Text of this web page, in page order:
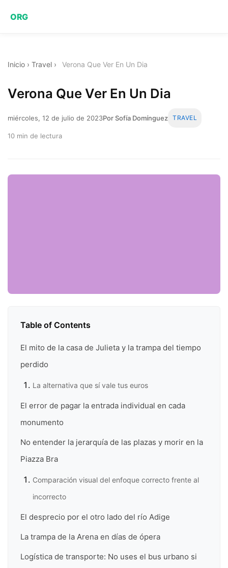
ORG
Inicio › Travel › Verona Que Ver En Un Dia
Verona Que Ver En Un Dia
miércoles, 12 de julio de 2023Por Sofía Domínguez TRAVEL
10 min de lectura
Table of Contents
El mito de la casa de Julieta y la trampa del tiempo
perdido
La alternativa que sí vale tus euros
El error de pagar la entrada individual en cada
monumento
No entender la jerarquía de las plazas y morir en la
Piazza Bra
Comparación visual del enfoque correcto frente al
incorrecto
El desprecio por el otro lado del río Adige
La trampa de la Arena en días de ópera
Logística de transporte: No uses el bus urbano si